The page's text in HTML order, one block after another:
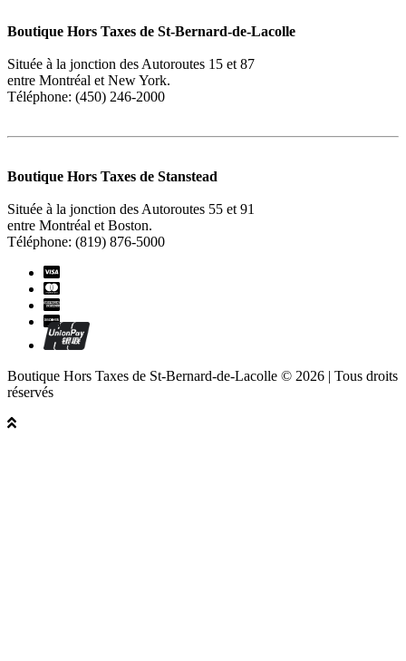
Boutique Hors Taxes de St-Bernard-de-Lacolle
Située à la jonction des Autoroutes 15 et 87
entre Montréal et New York.
Téléphone: (450) 246-2000
Boutique Hors Taxes de Stanstead
Située à la jonction des Autoroutes 55 et 91
entre Montréal et Boston.
Téléphone: (819) 876-5000
Boutique Hors Taxes de St-Bernard-de-Lacolle © 2026 | Tous droits
réservés